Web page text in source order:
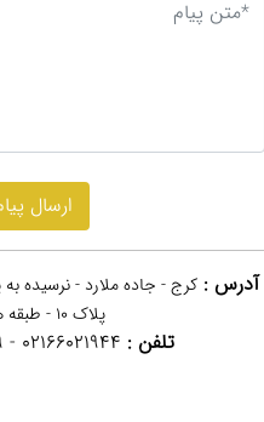
آدرس : کرج - جاده ملارد - نرسیده
پلاک 10 - طبقه همکف
تلفن : 02166021944 - 02632302759